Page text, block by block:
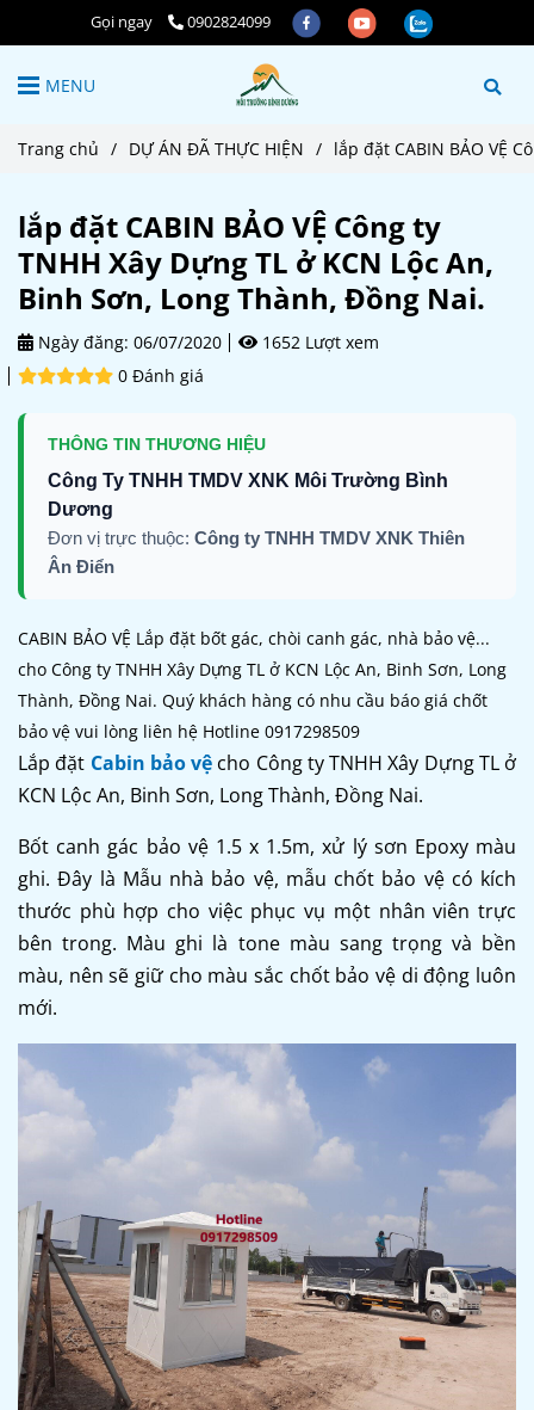
Gọi ngay 0902824099
MENU
Trang chủ / DỰ ÁN ĐÃ THỰC HIỆN / lắp đặt CABIN BẢO VỆ
lắp đặt CABIN BẢO VỆ Công ty
TNHH Xây Dựng TL ở KCN Lộc An,
Binh Sơn, Long Thành, Đồng Nai.
Ngày đăng: 06/07/2020
1652 Lượt xem
0 Đánh giá
THÔNG TIN THƯƠNG HIỆU
Công Ty TNHH TMDV XNK Môi Trường Bình
Dương
Đơn vị trực thuộc: Công ty TNHH TMDV XNK Thiên
Ân Điển
CABIN BẢO VỆ Lắp đặt bốt gác, chòi canh gác, nhà bảo vệ...
cho Công ty TNHH Xây Dựng TL ở KCN Lộc An, Binh Sơn, Long
Thành, Đồng Nai. Quý khách hàng có nhu cầu báo giá chốt
bảo vệ vui lòng liên hệ Hotline 0917298509
Lắp đặt Cabin bảo vệ cho Công ty TNHH Xây Dựng TL ở
KCN Lộc An, Binh Sơn, Long Thành, Đồng Nai.
Bốt canh gác bảo vệ 1.5 x 1.5m, xử lý sơn Epoxy màu
ghi. Đây là Mẫu nhà bảo vệ, mẫu chốt bảo vệ có kích
thước phù hợp cho việc phục vụ một nhân viên trực
bên trong. Màu ghi là tone màu sang trọng và bền
màu, nên sẽ giữ cho màu sắc chốt bảo vệ di động luôn
mới.